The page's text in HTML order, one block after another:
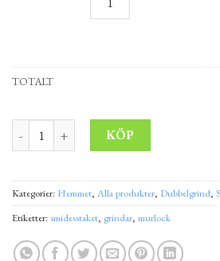
TOTALT
Automatisk dubbelgrind av smide
KÖP
Kategorier: Hemmet, Alla produkter, Dubbelgrind,
Etiketter:smidesstaket, grindar, murlock